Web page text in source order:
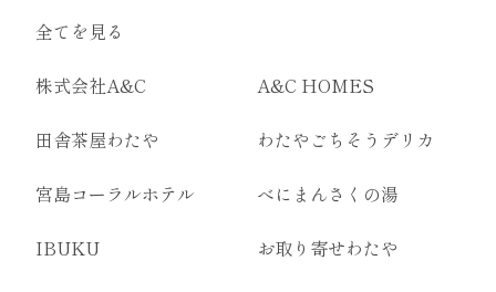
全てを見る
株式会社A&C A&C HOMES
田舎茶屋わたや わたやごちそうデリカ
宮島コーラルホテル べにまんさくの湯
IBUKU お取り寄せわたや